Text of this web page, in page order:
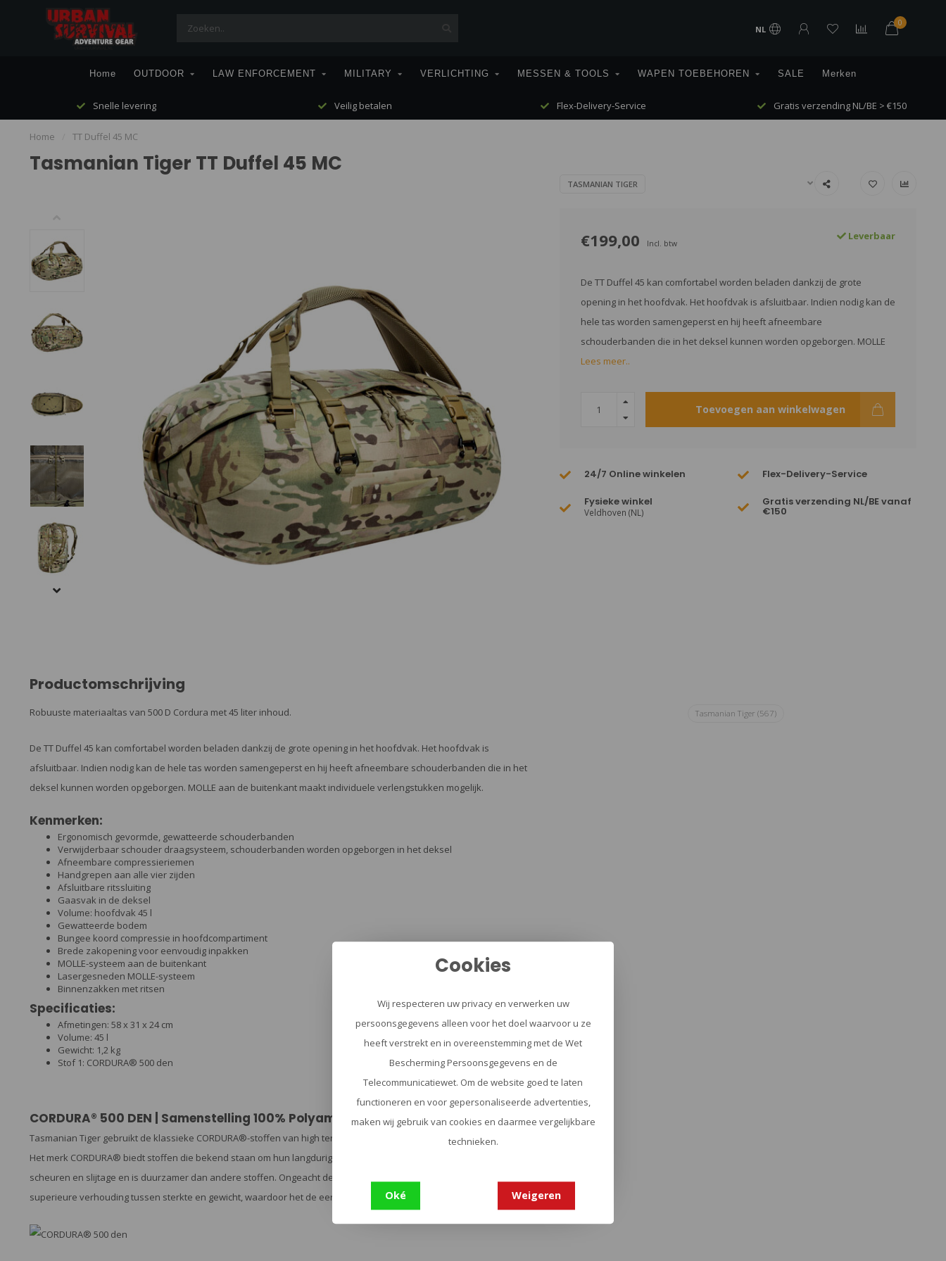
NL
0
Home OUTDOOR LAW ENFORCEMENT MILITARY VERLICHTING MESSEN & TOOLS WAPEN TOEBEHOREN SALE Merken
Snelle levering Veilig betalen Flex-Delivery-Service Gratis verzending NL/BE > €150
Home TT Duffel 45 MC
Tasmanian Tiger TT Duffel 45 MC
TASMANIAN TIGER
€199,00 Incl. btw
Leverbaar
De TT Duffel 45 kan comfortabel worden beladen dankzij de grote
opening in het hoofdvak. Het hoofdvak is afsluitbaar. Indien nodig kan de
hele tas worden samengeperst en hij heeft afneembare
schouderbanden die in het deksel kunnen worden opgeborgen. MOLLE
Lees meer..
Toevoegen aan winkelwagen
24/7 Online winkelen Flex-Delivery-Service
Fysieke winkel
Veldhoven (NL)
Gratis verzending NL/BE vanaf
€150
Productomschrijving
Robuuste materiaaltas van 500 D Cordura met 45 liter inhoud.
De TT Duffel 45 kan comfortabel worden beladen dankzij de grote opening in het hoofdvak. Het hoofdvak is
afsluitbaar. Indien nodig kan de hele tas worden samengeperst en hij heeft afneembare schouderbanden die in het
deksel kunnen worden opgeborgen. MOLLE aan de buitenkant maakt individuele verlengstukken mogelijk.
Kenmerken:
Ergonomisch gevormde, gewatteerde schouderbanden
Verwijderbaar schouder draagsysteem, schouderbanden worden opgeborgen in het deksel
Afneembare compressieriemen
Handgrepen aan alle vier zijden
Afsluitbare ritssluiting
Gaasvak in de deksel
Volume: hoofdvak 45 l
Gewatteerde bodem
Bungee koord compressie in hoofdcompartiment
Brede zakopening voor eenvoudig inpakken
MOLLE-systeem aan de buitenkant
Lasergesneden MOLLE-systeem
Binnenzakken met ritsen
Specificaties:
Afmetingen: 58 x 31 x 24 cm
Volume: 45 l
Gewicht: 1,2 kg
Stof 1: CORDURA® 500 den
CORDURA® 500 DEN | Samenstelling 100% Polyamide
Tasmanian Tiger gebruikt de klassieke CORDURA®-stoffen van high tenacity, air-jet textured nylon 6.6 in 500 Denier.
Het merk CORDURA® biedt stoffen die bekend staan om hun langdurige duurzaamheid en weerstand tegen schuren,
scheuren en slijtage en is duurzamer dan andere stoffen. Ongeacht de toepassing biedt CORDURA®-stof een
superieure verhouding tussen sterkte en gewicht, waardoor het de eerste keuze is voor duurzame stoffen.
Tasmanian Tiger(567)
Cookies
Wij respecteren uw privacy en verwerken uw
persoonsgegevens alleen voor het doel waarvoor u ze
heeft verstrekt en in overeenstemming met de Wet
Bescherming Persoonsgegevens en de
Telecommunicatiewet. Om de website goed te laten
functioneren en voor gepersonaliseerde advertenties,
maken wij gebruik van cookies en daarmee vergelijkbare
technieken.
Oké Weigeren